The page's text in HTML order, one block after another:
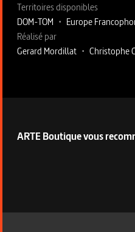
Territoires disponibles
DOM-TOM • Europe
Fiche technique section
Réalisé par
Gerard Mordillat • Christophe
ARTE Boutique vous